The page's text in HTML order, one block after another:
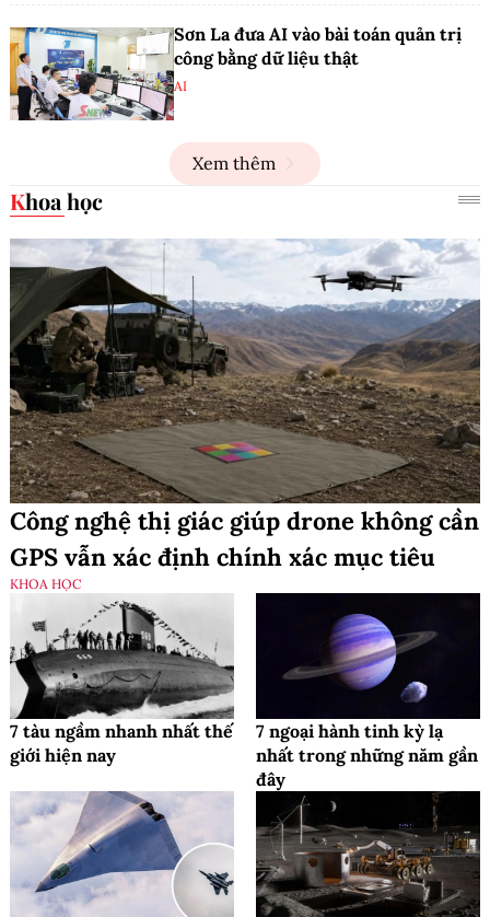
Sơn La đưa AI vào bài toán quản trị
công bằng dữ liệu thật
AI
Xem thêm
Khoa học
Công nghệ thị giác giúp drone không cần
GPS vẫn xác định chính xác mục tiêu
KHOA HỌC
7 tàu ngầm nhanh nhất thế
giới hiện nay
7 ngoại hành tinh kỳ lạ
nhất trong những năm gần
đây